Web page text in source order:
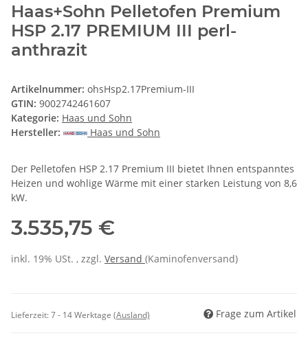
Haas+Sohn Pelletofen Premium
HSP 2.17 PREMIUM III perl-
anthrazit
Artikelnummer: ohsHsp2.17Premium-III
GTIN: 9002742461607
Kategorie: Haas und Sohn
Hersteller:
Haas und Sohn
Der Pelletofen HSP 2.17 Premium III bietet Ihnen entspanntes
Heizen und wohlige Wärme mit einer starken Leistung von 8,6
kW.
3.535,75 €
inkl. 19% USt. , zzgl. Versand (Kaminofenversand)
Lieferzeit:7 - 14 Werktage (Ausland) Frage zum Artikel